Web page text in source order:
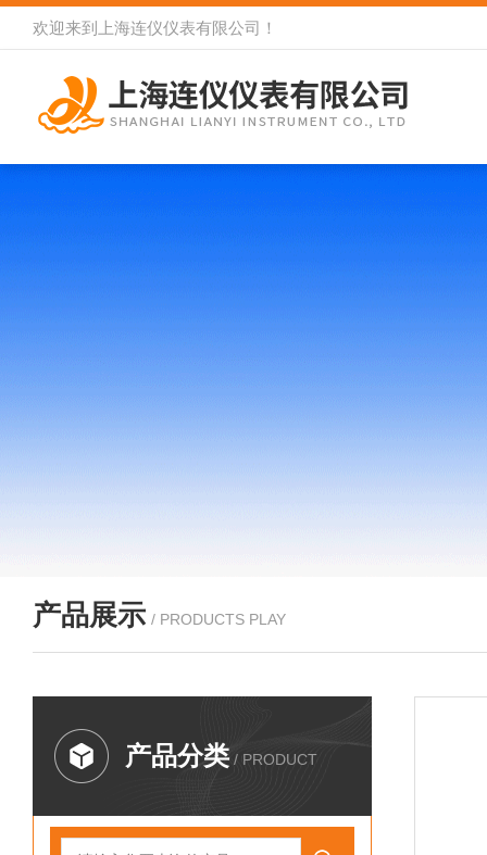
欢迎来到 上海连仪仪表有限公司 ！
产品展示 / PRODUCTS PLAY
产品分类 / PRODUCT